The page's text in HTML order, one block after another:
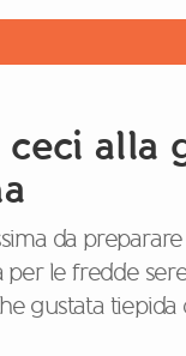
alla
da
le fredde
gustata